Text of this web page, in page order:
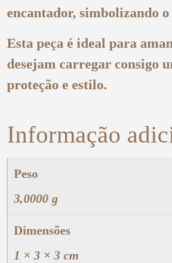
encantador, simbolizando
Esta peça é ideal para
desejam carregar consigo
proteção e estilo.
Informação
Peso
3,0000 g
Dimensões
1 × 3 × 3 cm